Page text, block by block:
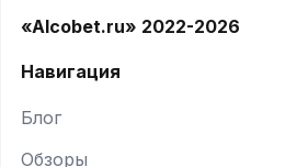
«Alcobet.ru» 2022-2026
Навигация
Блог
Обзоры